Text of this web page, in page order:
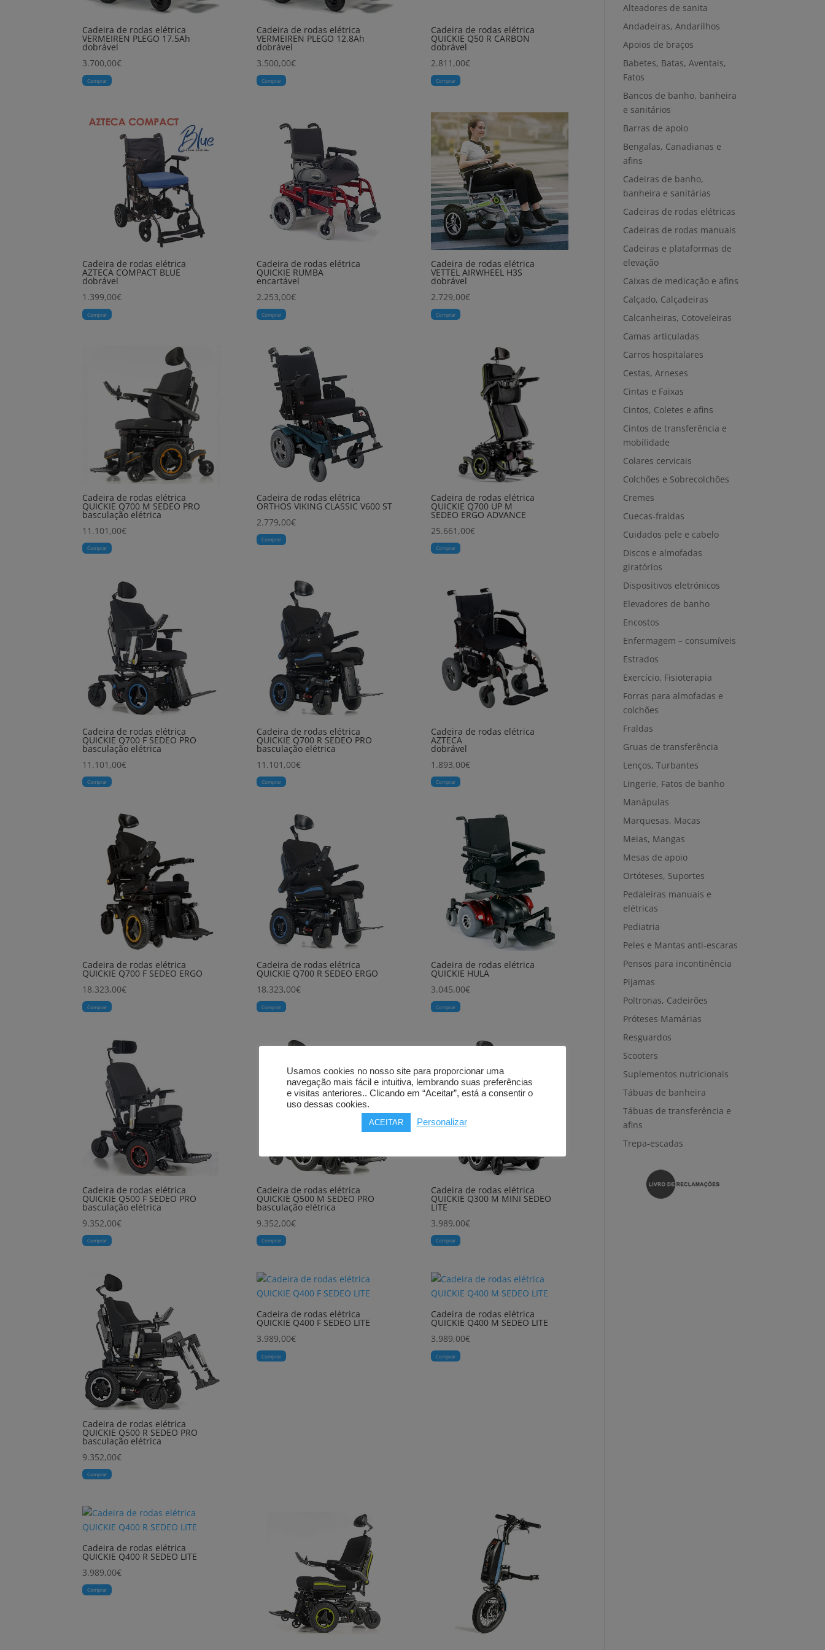
Cadeira de rodas elétrica
VERMEIREN PLEGO 17.5Ah
dobrável
3.700,00€
Comprar
Cadeira de rodas elétrica
VERMEIREN PLEGO 12.8Ah
dobrável
3.500,00€
Comprar
Cadeira de rodas elétrica
QUICKIE Q50 R CARBON
dobrável
2.811,00€
Comprar
Cadeira de rodas elétrica
AZTECA COMPACT BLUE
dobrável
1.399,00€
Comprar
Cadeira de rodas elétrica
QUICKIE RUMBA
encartável
2.253,00€
Comprar
Cadeira de rodas elétrica
VETTEL AIRWHEEL H3S
dobrável
2.729,00€
Comprar
Cadeira de rodas elétrica
QUICKIE Q700 M SEDEO PRO
basculação elétrica
11.101,00€
Comprar
Cadeira de rodas elétrica
ORTHOS VIKING CLASSIC V600 ST
2.779,00€
Comprar
Cadeira de rodas elétrica
QUICKIE Q700 UP M
SEDEO ERGO ADVANCE
25.661,00€
Comprar
Cadeira de rodas elétrica
QUICKIE Q700 F SEDEO PRO
basculação elétrica
11.101,00€
Comprar
Cadeira de rodas elétrica
QUICKIE Q700 R SEDEO PRO
basculação elétrica
11.101,00€
Comprar
Cadeira de rodas elétrica
AZTECA
dobrável
1.893,00€
Comprar
Cadeira de rodas elétrica
QUICKIE Q700 F SEDEO ERGO
18.323,00€
Comprar
Cadeira de rodas elétrica
QUICKIE Q700 R SEDEO ERGO
18.323,00€
Comprar
Cadeira de rodas elétrica
QUICKIE HULA
3.045,00€
Comprar
Cadeira de rodas elétrica
QUICKIE Q500 F SEDEO PRO
basculação elétrica
9.352,00€
Comprar
Cadeira de rodas elétrica
QUICKIE Q500 M SEDEO PRO
basculação elétrica
9.352,00€
Comprar
Cadeira de rodas elétrica
QUICKIE Q300 M MINI SEDEO
LITE
3.989,00€
Comprar
Cadeira de rodas elétrica
QUICKIE Q500 R SEDEO PRO
basculação elétrica
9.352,00€
Comprar
Cadeira de rodas elétrica
QUICKIE Q400 F SEDEO LITE
3.989,00€
Comprar
Cadeira de rodas elétrica
QUICKIE Q400 M SEDEO LITE
3.989,00€
Comprar
Cadeira de rodas elétrica
QUICKIE Q400 R SEDEO LITE
3.989,00€
Comprar
Alteadores de sanita
Andadeiras, Andarilhos
Apoios de braços
Babetes, Batas, Aventais,
Fatos
Bancos de banho, banheira
e sanitários
Barras de apoio
Bengalas, Canadianas e
afins
Cadeiras de banho,
banheira e sanitárias
Cadeiras de rodas elétricas
Cadeiras de rodas manuais
Cadeiras e plataformas de
elevação
Caixas de medicação e afins
Calçado, Calçadeiras
Calcanheiras, Cotoveleiras
Camas articuladas
Carros hospitalares
Cestas, Arneses
Cintas e Faixas
Cintos, Coletes e afins
Cintos de transferência e
mobilidade
Colares cervicais
Colchões e Sobrecolchões
Cremes
Cuecas-fraldas
Cuidados pele e cabelo
Discos e almofadas
giratórios
Dispositivos eletrónicos
Elevadores de banho
Encostos
Enfermagem – consumíveis
Estrados
Exercício, Fisioterapia
Forras para almofadas e
colchões
Fraldas
Gruas de transferência
Lenços, Turbantes
Lingerie, Fatos de banho
Manápulas
Marquesas, Macas
Meias, Mangas
Mesas de apoio
Ortóteses, Suportes
Pedaleiras manuais e
elétricas
Pediatria
Peles e Mantas anti-escaras
Pensos para incontinência
Pijamas
Poltronas, Cadeirões
Próteses Mamárias
Resguardos
Scooters
Suplementos nutricionais
Tábuas de banheira
Tábuas de transferência e
afins
Trepa-escadas
Usamos cookies no nosso site para proporcionar uma
navegação mais fácil e intuitiva, lembrando suas preferências
e visitas anteriores.. Clicando em “Aceitar”, está a consentir o
uso dessas cookies.
ACEITAR Personalizar